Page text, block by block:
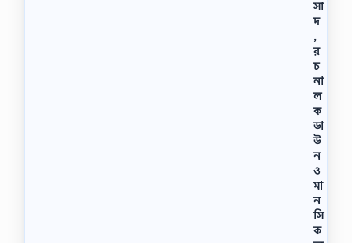
সা
দ
,
র
চ
না
ল
ক
ডা
উ
ন
ও
মা
ন
সি
ক